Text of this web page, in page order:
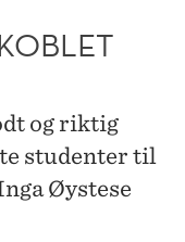
og riktig
studenter til
Øystese